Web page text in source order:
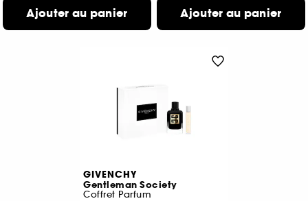
Ajouter au panier Ajouter au panier
GIVENCHY
Gentleman Society
Coffret Parfum